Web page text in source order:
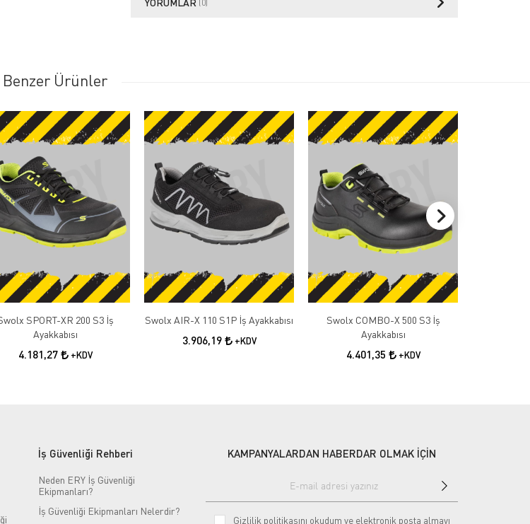
YORUMLAR (0)
Benzer Ürünler
SPORT-XR 200 S3 İş
Ayakkabısı
4.181,27 +KDV
Swolx AIR-X 110 S1P İş Ayakkabısı
3.906,19 +KDV
Swolx COMBO-X 500 S3 İş
Ayakkabısı
4.401,35 +KDV
İş Güvenliği Rehberi
Neden ERY İş Güvenliği
Ekipmanları?
İş Güvenliği Ekipmanları Nelerdir?
KAMPANYALARDAN HABERDAR OLMAK İÇİN
Gizlilik politikasını okudum ve elektronik posta almayı